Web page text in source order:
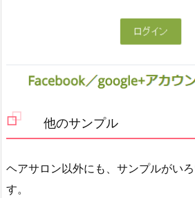
他のサンプル
ヘアサロン以外にも、サンプルがい
す。